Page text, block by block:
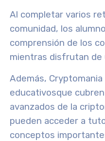
Al completar varios
comunidad, los
comprensión de los
mientras disfrutan de
Además,
educativosque
avanzados de la
pueden acceder a
conceptos